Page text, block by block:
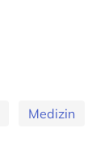
Medizin